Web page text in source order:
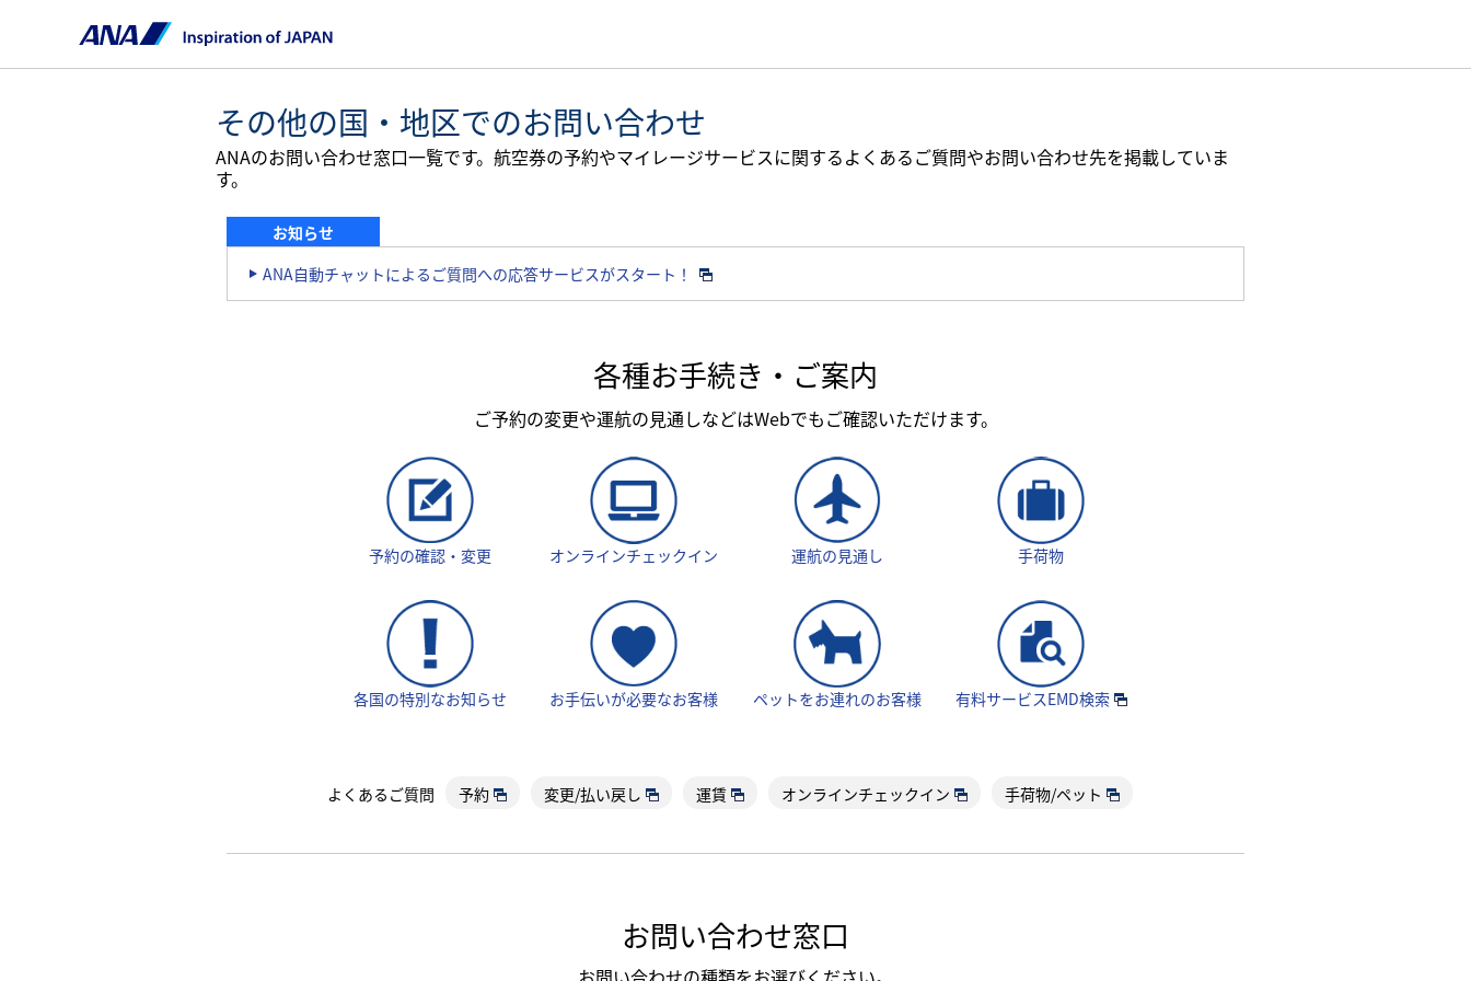
その他の国・地区でのお問い合わせ
ANAのお問い合わせ窓口一覧です。航空券の予約やマイレージサービスに関するよくあるご質問やお問い合わせ先を掲載していま
す。
お知らせ
ANA自動チャットによるご質問への応答サービスがスタート！
各種お手続き・ご案内
ご予約の変更や運航の見通しなどはWebでもご確認いただけます。
予約の確認・変更 オンラインチェックイン 運航の見通し 手荷物
各国の特別なお知らせ お手伝いが必要なお客様 ペットをお連れのお客様 有料サービスEMD検索
よくあるご質問 予約 変更/払い戻し 運賃 オンラインチェックイン 手荷物/ペット
お問い合わせ窓口